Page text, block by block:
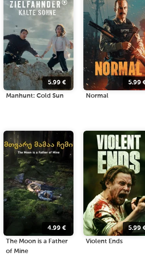
5.99 €
Manhunt: Cold Sun
5.99
Normal
4.99 €
The Moon is a Father
of Mine
5.99
Violent Ends